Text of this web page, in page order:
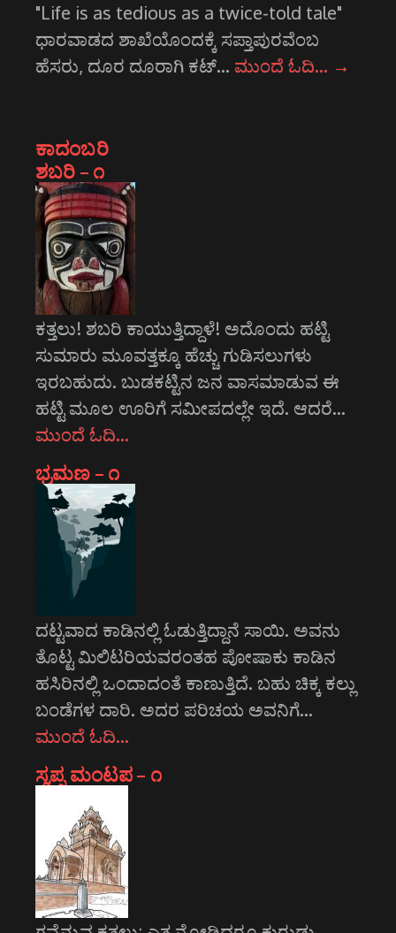
"Life is as tedious as a twice-told tale"
ಧಾರವಾಡದ ಶಾಖೆಯೊಂದಕ್ಕೆ ಸಪ್ತಾಪುರವೆಂಬ
ಹೆಸರು, ದೂರ ದೂರಾಗಿ ಕಟ್… ಮುಂದೆ ಓದಿ… →
ಕಾದಂಬರಿ
ಶಬರಿ – ೧
ಕತ್ತಲು! ಶಬರಿ ಕಾಯುತ್ತಿದ್ದಾಳೆ! ಅದೊಂದು ಹಟ್ಟಿ
ಸುಮಾರು ಮೂವತ್ತಕ್ಕೂ ಹೆಚ್ಚು ಗುಡಿಸಲುಗಳು
ಇರಬಹುದು. ಬುಡಕಟ್ಟಿನ ಜನ ವಾಸಮಾಡುವ ಈ
ಹಟ್ಟಿ ಮೂಲ ಊರಿಗೆ ಸಮೀಪದಲ್ಲೇ ಇದೆ. ಆದರೆ…
ಮುಂದೆ ಓದಿ…
ಭ್ರಮಣ – ೧
ದಟ್ಟವಾದ ಕಾಡಿನಲ್ಲಿ ಓಡುತ್ತಿದ್ದಾನೆ ಸಾಯಿ. ಅವನು
ತೊಟ್ಟ ಮಿಲಿಟರಿಯವರಂತಹ ಪೋಷಾಕು ಕಾಡಿನ
ಹಸಿರಿನಲ್ಲಿ ಒಂದಾದಂತೆ ಕಾಣುತ್ತಿದೆ. ಬಹು ಚಿಕ್ಕ ಕಲ್ಲು
ಬಂಡೆಗಳ ದಾರಿ. ಅದರ ಪರಿಚಯ ಅವನಿಗೆ…
ಮುಂದೆ ಓದಿ…
ಸ್ವಪ್ನ ಮಂಟಪ – ೧